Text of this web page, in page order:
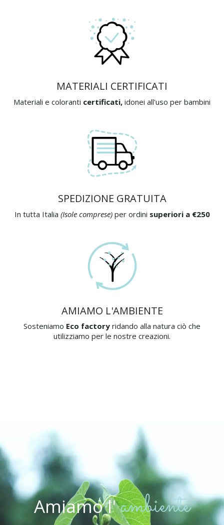
MATERIALI CERTIFICATI
Materiali e coloranti certificati, idonei all'uso per bambini
SPEDIZIONE GRATUITA
In tutta Italia (Isole comprese) per ordini superiori a €250
AMIAMO L'AMBIENTE
Sosteniamo Eco factory ridando alla natura ciò che
utilizziamo per le nostre creazioni.
Amiamol'